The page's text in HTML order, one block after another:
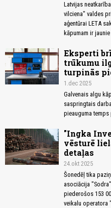
Latvijas
vilciena" valdes
aģentūrai LETA
kāpumam ir
Eksperti
trūkumu
turpinās
1.dec 2025
Galvenais algu
saspringtais
pieauguma
"Ingka
vēsturē
detaļas
24.okt 2025
Šonedēļ tika
asociācija
piederošos 153
veikalu operatora